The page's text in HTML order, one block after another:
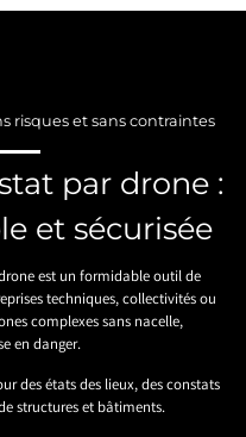
risques et sans contraintes
par drone :
et sécurisée
est un formidable outil de
techniques, collectivités ou
complexes sans nacelle,
en danger.
des états des lieux, des constats
structures et bâtiments.